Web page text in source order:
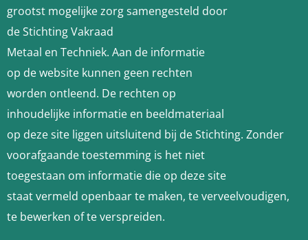
grootst mogelijke zorg samengesteld door
de Stichting Vakraad
Metaal en Techniek. Aan de informatie
op de website kunnen geen rechten
worden ontleend. De rechten op
inhoudelijke informatie en beeldmateriaal
op deze site liggen uitsluitend bij de Stichting. Zonder
voorafgaande toestemming is het niet
toegestaan om informatie die op deze site
staat vermeld openbaar te maken, te verveelvoudigen,
te bewerken of te verspreiden.